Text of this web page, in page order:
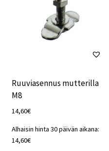
Ruuviasennus mutterilla
M8
14,60€
Alhaisin hinta 30 päivän aikana:
14,60€